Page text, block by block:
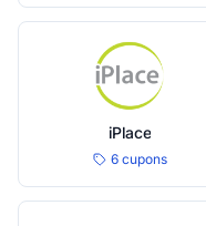
iPlace
6 cupons